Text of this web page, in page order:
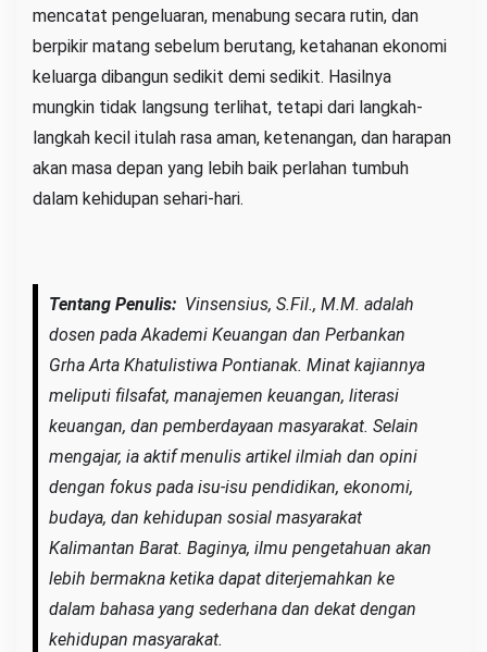
mencatat pengeluaran, menabung secara rutin, dan
berpikir matang sebelum berutang, ketahanan ekonomi
keluarga dibangun sedikit demi sedikit. Hasilnya
mungkin tidak langsung terlihat, tetapi dari langkah-
langkah kecil itulah rasa aman, ketenangan, dan harapan
akan masa depan yang lebih baik perlahan tumbuh
dalam kehidupan sehari-hari.
Tentang Penulis: Vinsensius, S.Fil., M.M. adalah
dosen pada Akademi Keuangan dan Perbankan
Grha Arta Khatulistiwa Pontianak. Minat kajiannya
meliputi filsafat, manajemen keuangan, literasi
keuangan, dan pemberdayaan masyarakat. Selain
mengajar, ia aktif menulis artikel ilmiah dan opini
dengan fokus pada isu-isu pendidikan, ekonomi,
budaya, dan kehidupan sosial masyarakat
Kalimantan Barat. Baginya, ilmu pengetahuan akan
lebih bermakna ketika dapat diterjemahkan ke
dalam bahasa yang sederhana dan dekat dengan
kehidupan masyarakat.